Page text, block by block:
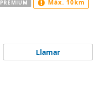
Llamar
PREMIUM Máx. 10km